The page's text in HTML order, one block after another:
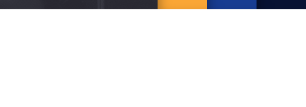
Microsoft 365